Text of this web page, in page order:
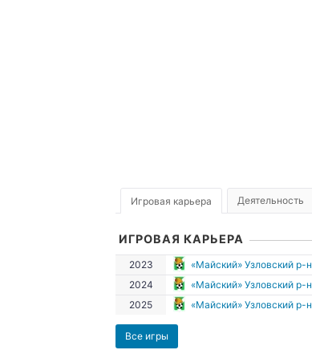
Игровая карьера Деятельность
ИГРОВАЯ КАРЬЕРА
2023
«Майский» Узловский р-н
2024
«Майский» Узловский р-н
2025
«Майский» Узловский р-н
Все игры